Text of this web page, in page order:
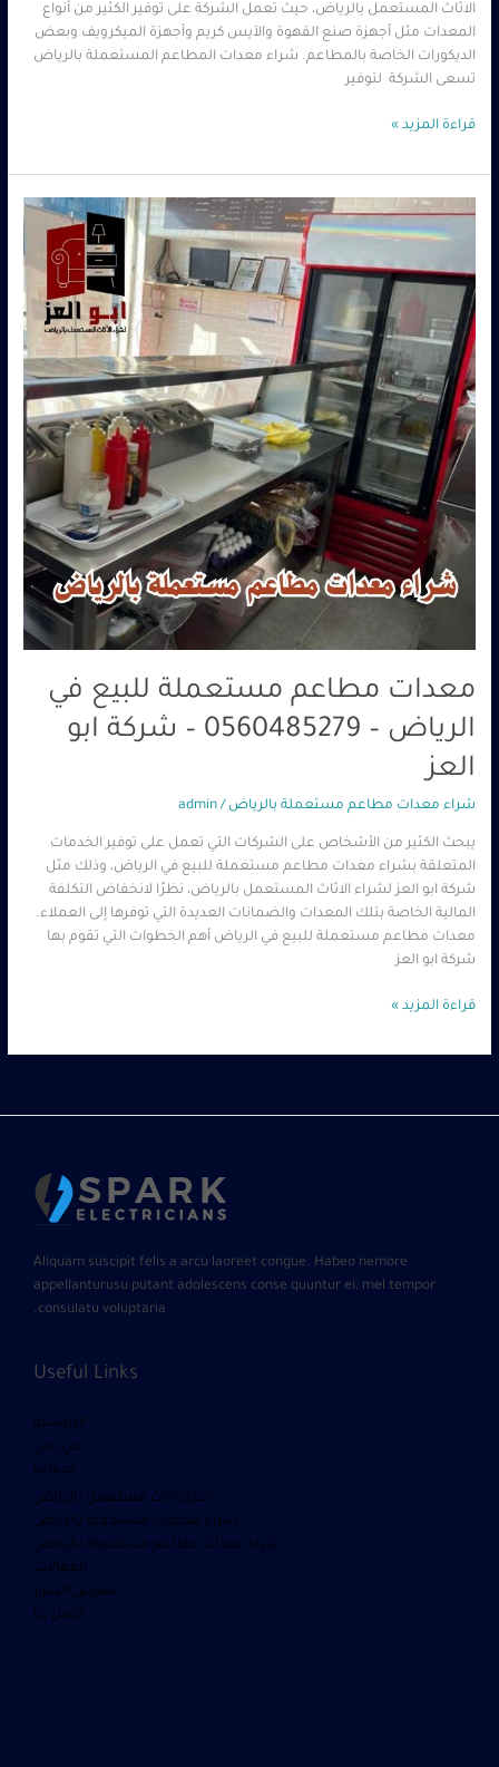
الاثاث المستعمل بالرياض، حيث تعمل الشركة على توفير الكثير من أنواع
المعدات مثل أجهزة صنع القهوة والآيس كريم وأجهزة الميكرويف وبعض
الديكورات الخاصة بالمطاعم. شراء معدات المطاعم المستعملة بالرياض
تسعى الشركة لتوفير
قراءة المزيد »
معدات مطاعم مستعملة للبيع في
الرياض – 0560485279 – شركة ابو
العز
شراء معدات مطاعم مستعملة بالرياض /
admin
يبحث الكثير من الأشخاص على الشركات التي تعمل على توفير الخدمات
المتعلقة بشراء معدات مطاعم مستعملة للبيع في الرياض، وذلك مثل
شركة ابو العز لشراء الاثاث المستعمل بالرياض، نظرًا لانخفاض التكلفة
المالية الخاصة بتلك المعدات والضمانات العديدة التي توفرها إلى العملاء.
معدات مطاعم مستعملة للبيع في الرياض أهم الخطوات التي تقوم بها
شركة ابو العز
مطاعم
للبيع
في
الرياض
–
0560485279
–
شركة
ابو
العز
قراءة المزيد »
Aliquam suscipit felis a arcu laoreet congue. Habeo nemore
appellanturusu putant adolescens conse quuntur ei, mel tempor
consulatu voluptaria.
Useful Links
الرئيسية
من نحن
خدماتنا
شراء أثاث مستعمل بالرياض
شراء مكيفات مستعمله بالرياض
شراء معدات مطاعم مستعملة بالرياض
المقالات
معرض الصور
اتصل بنا